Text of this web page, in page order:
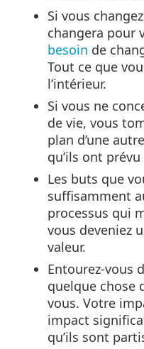
Si vous
changera pour
besoin de
Tout ce que
l’intérieur.
Si vous ne
de vie, vous
plan d’une
qu’ils ont
Les buts que
suffisamment
processus qui
vous deveniez
valeur.
Entourez-vous
quelque chose
vous. Votre
impact
qu’ils sont